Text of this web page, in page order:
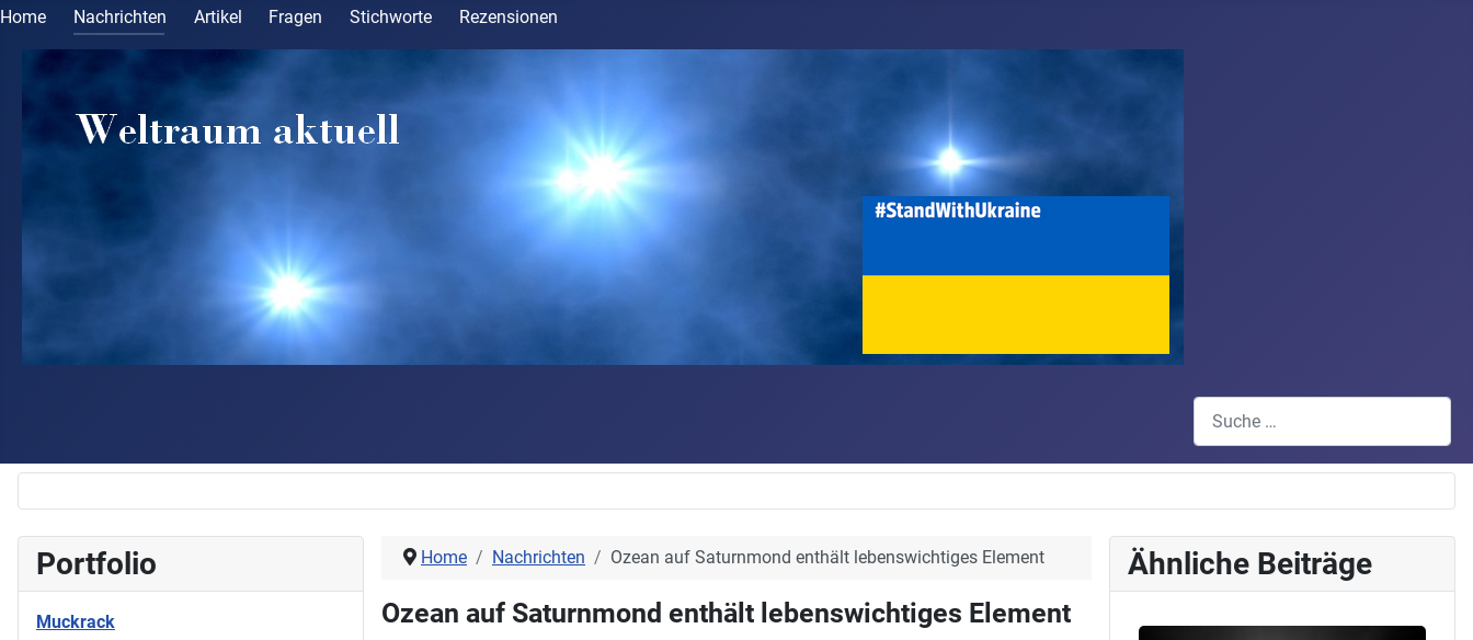
Home Nachrichten Artikel Fragen Stichworte Rezensionen
Suchen
Portfolio
Muckrack
Home Nachrichten Ozean auf Saturnmond enthält lebenswichtiges Element
Ozean auf Saturnmond enthält lebenswichtiges Element
Ähnliche Beiträge